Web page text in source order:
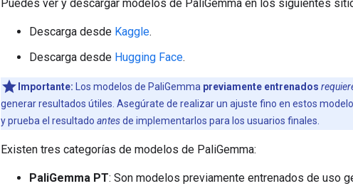
Puedes ver y descargar modelos de PaliGemma en los siguientes
Descarga desde Kaggle.
Descarga desde Hugging Face.
Importante: Los modelos de PaliGemma previamente entrenados
generar resultados útiles. Asegúrate de realizar un ajuste fino en estos
y prueba el resultado antesde implementarlos para los usuarios finales.
Existen tres categorías de modelos de PaliGemma:
PaliGemma PT: Son modelos previamente entrenados de uso